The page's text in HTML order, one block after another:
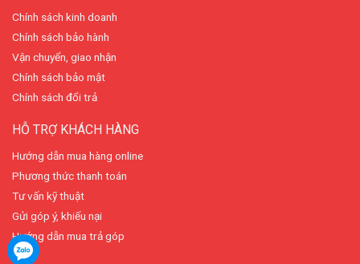
Chính sách kinh doanh
Chính sách bảo hành
Vận chuyển, giao nhận
Chính sách bảo mật
Chính sách đổi trả
HỖ TRỢ KHÁCH HÀNG
Hướng dẫn mua hàng online
Phương thức thanh toán
Tư vấn kỹ thuật
Gửi góp ý, khiếu nại
Hướng dẫn mua trả góp